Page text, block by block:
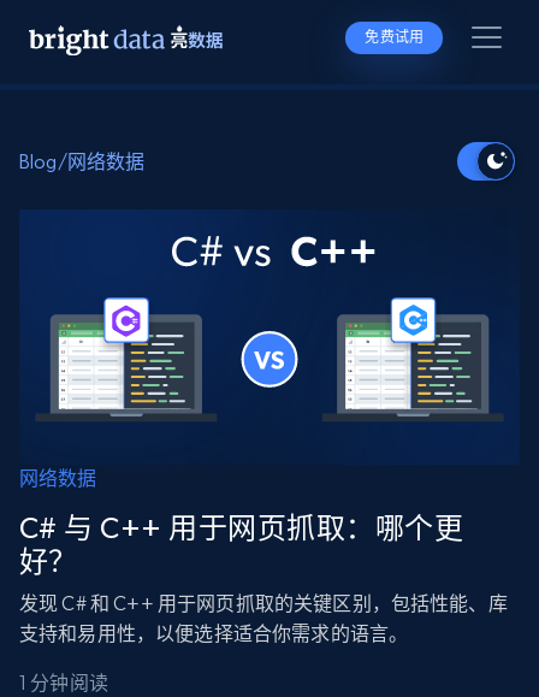
免费试用
Blog/网络数据
网络数据
C# 与 C++ 用于网页抓取：哪个更
好？
发现 C# 和 C++ 用于网页抓取的关键区别，包括性能、库
支持和易用性，以便选择适合你需求的语言。
1 分钟阅读